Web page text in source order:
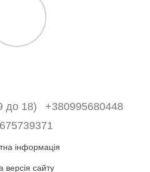
до 18)
+380995680448
інформація
версія сайту